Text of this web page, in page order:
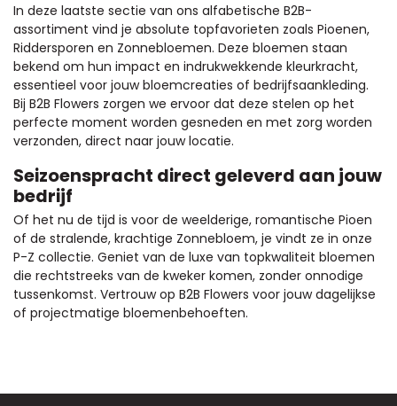
In deze laatste sectie van ons alfabetische B2B-
assortiment vind je absolute topfavorieten zoals Pioenen,
Riddersporen en Zonnebloemen. Deze bloemen staan
bekend om hun impact en indrukwekkende kleurkracht,
essentieel voor jouw bloemcreaties of bedrijfsaankleding.
Bij B2B Flowers zorgen we ervoor dat deze stelen op het
perfecte moment worden gesneden en met zorg worden
verzonden, direct naar jouw locatie.
Seizoenspracht direct geleverd aan jouw
bedrijf
Of het nu de tijd is voor de weelderige, romantische Pioen
of de stralende, krachtige Zonnebloem, je vindt ze in onze
P-Z collectie. Geniet van de luxe van topkwaliteit bloemen
die rechtstreeks van de kweker komen, zonder onnodige
tussenkomst. Vertrouw op B2B Flowers voor jouw dagelijkse
of projectmatige bloemenbehoeften.